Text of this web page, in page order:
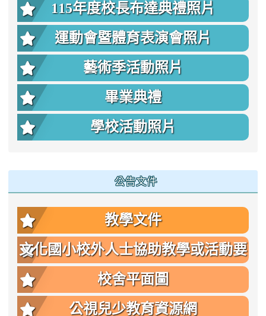
115年度校長布達典禮照片
運動會暨體育表演會照片
藝術季活動照片
畢業典禮
學校活動照片
公告文件
教學文件
文化國小校外人士協助教學或活動要
點
校舍平面圖
公視兒少教育資源網